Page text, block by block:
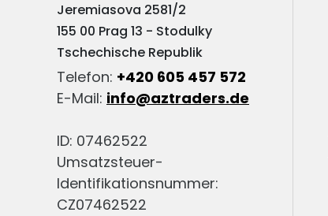
Jeremiasova 2581/2
155 00 Prag 13 - Stodulky
Tschechische Republik
Telefon: +420 605 457 572
E-Mail: info@aztraders.de
ID: 07462522
Umsatzsteuer-
Identifikationsnummer:
CZ07462522